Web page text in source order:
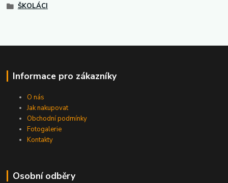
ŠKOLÁCI
Informace pro zákazníky
O nás
Jak nakupovat
Obchodní podmínky
Fotogalerie
Kontakty
Osobní odběry